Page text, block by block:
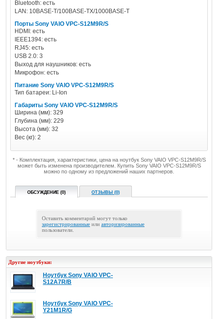
Bluetooth: есть
LAN: 10BASE-T/100BASE-TX/1000BASE-T
Порты Sony VAIO VPC-S12M9R/S
HDMI: есть
IEEE1394: есть
RJ45: есть
USB 2.0: 3
Выход для наушников: есть
Микрофон: есть
Питание Sony VAIO VPC-S12M9R/S
Тип батареи: Li-Ion
Габариты Sony VAIO VPC-S12M9R/S
Ширина (мм): 329
Глубина (мм): 229
Высота (мм): 32
Вес (кг): 2
* - Комплектация, характеристики, цена на ноутбук Sony VAIO VPC-S12M9R/S
может быть изменена производителем. Купить Sony VAIO VPC-S12M9R/S
можно по одному из предложений наших партнеров.
ОБСУЖДЕНИЕ (0) ОТЗЫВЫ (0)
Оставить комментарий могут только
зарегистрированные или авторизированные
пользователи.
Другие ноутбуки:
Ноутбук Sony VAIO VPC-
S12A7R/B
Ноутбук Sony VAIO VPC-
Y21M1R/G